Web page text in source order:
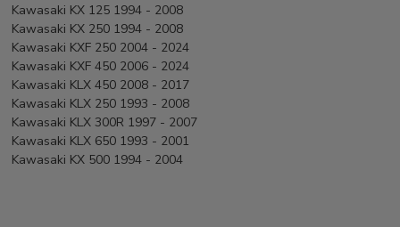
Kawasaki KX 125 1994 - 2008
Kawasaki KX 250 1994 - 2008
Kawasaki KXF 250 2004 - 2024
Kawasaki KXF 450 2006 - 2024
Kawasaki KLX 450 2008 - 2017
Kawasaki KLX 250 1993 - 2008
Kawasaki KLX 300R 1997 - 2007
Kawasaki KLX 650 1993 - 2001
Kawasaki KX 500 1994 - 2004